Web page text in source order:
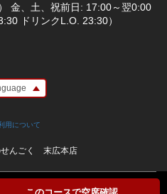
金、土、祝前日: 17:00～翌0:00
ドリンクL.O. 23:30）
用について
せんごく 末広本店